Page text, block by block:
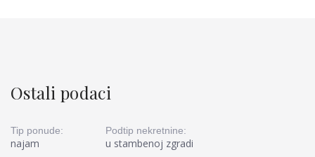
Ostali podaci
Tip ponude:
najam
Podtip nekretnine:
u stambenoj zgradi